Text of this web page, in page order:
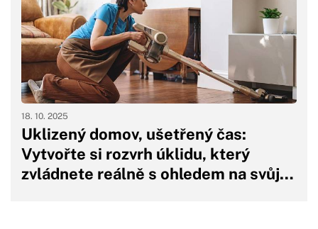
Uklizený domov, ušetřený čas:
Vytvořte si rozvrh úklidu, který
zvládnete reálně s ohledem na svůj…
18. 10. 2025